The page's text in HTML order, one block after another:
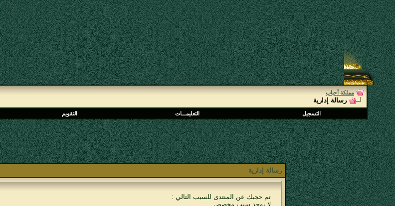
مملكة أحباب
رسالة إدارية
التسجيل التعليمـــات التقويم
رسالة إدارية
تم حجبك عن المنتدى للسبب التالي :
لا يوجد سبب مخصص.